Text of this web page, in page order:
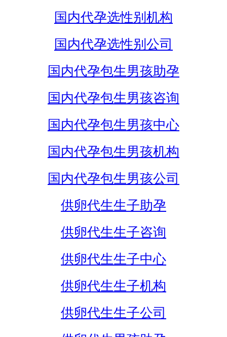
国内代孕选性别机构
国内代孕选性别公司
国内代孕包生男孩助孕
国内代孕包生男孩咨询
国内代孕包生男孩中心
国内代孕包生男孩机构
国内代孕包生男孩公司
供卵代生生子助孕
供卵代生生子咨询
供卵代生生子中心
供卵代生生子机构
供卵代生生子公司